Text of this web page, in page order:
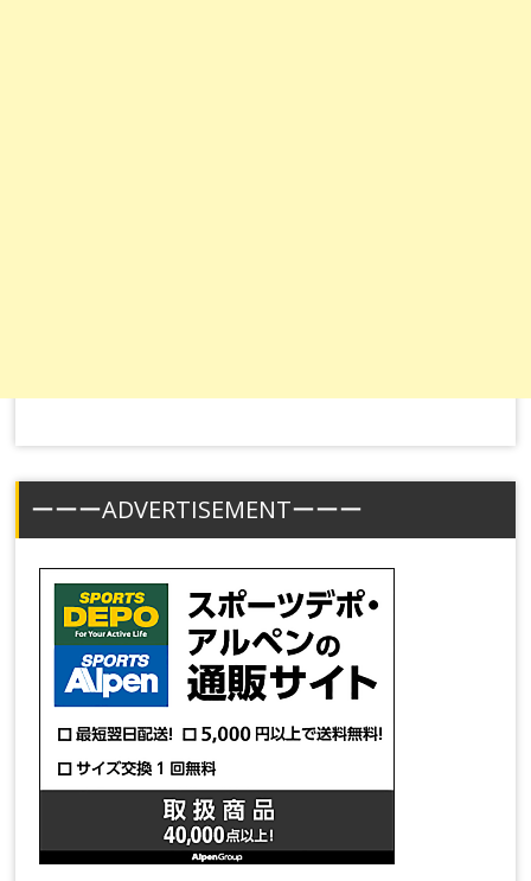
ーーーADVERTISEMENTーーー